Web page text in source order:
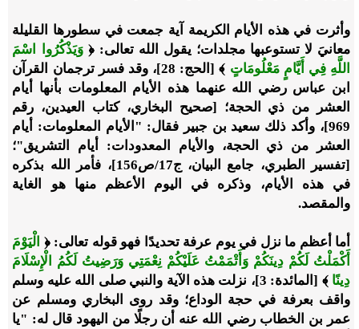
وأثرت في هذه الأيام الكريمة آية جمعت في سطورها القليلة
معانيَ لا تستوعبها مجلدات؛ يقول الله تعالى: ﴿وَيَذْكُرُوا اسْمَ
اللَّهِ فِي أَيَّامٍ مَعْلُومَاتٍ
﴾ [الحج: 28]، وقد فسر ترجمان القرآن
ابن عباس رضي الله عنهما هذه الأيام المعلومات بأنها أيام
العشر من ذي الحجة؛ [صحيح البخاري، كتاب العيدين، رقم
969]، وأكد ذلك سعيد بن جبير فقال: "الأيام المعلومات: أيام
العشر من ذي الحجة، والأيام المعدودات: أيام التشريق"؛
[تفسير الطبري، جامع البيان، ج17/ص156]، فأمر الله بذكره
في هذه الأيام، وذكره في اليوم الأعظم منها هو الغاية
والمقصد.
أما أعظم ما نزل في يوم عرفة تحديدًا فهو قوله تعالى: ﴿ الْيَوْمَ
أَكْمَلْتُ لَكُمْ دِينَكُمْ وَأَتْمَمْتُ عَلَيْكُمْ نِعْمَتِي وَرَضِيتُ لَكُمُ الْإِسْلَامَ
دِينًا
﴾ [المائدة: 3]، نزلت هذه الآية والنبي صلى الله عليه وسلم
واقف بعرفة في حجة الوداع؛ وقد روى البخاري ومسلم عن
عمر بن الخطاب رضي الله عنه أن رجلًا من اليهود قال له: "يا